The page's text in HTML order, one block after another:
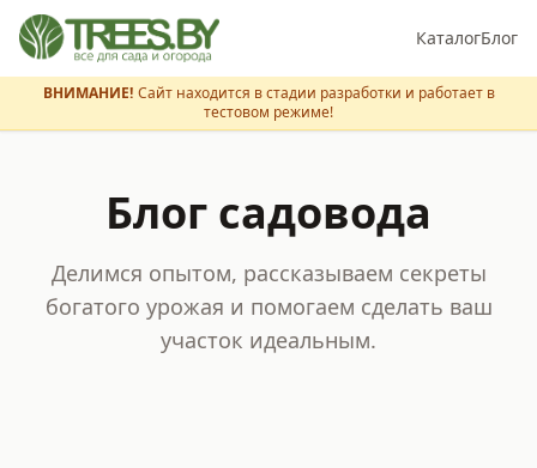
КаталогБлог
ВНИМАНИЕ! Сайт находится в стадии разработки и работает в
тестовом режиме!
Блог садовода
Делимся опытом, рассказываем секреты
богатого урожая и помогаем сделать ваш
участок идеальным.